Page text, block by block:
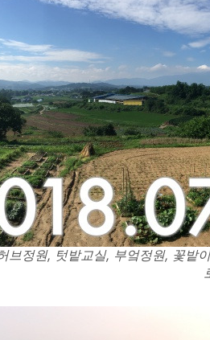
브정원, 텃밭교실, 부엌정원, 꽃밭